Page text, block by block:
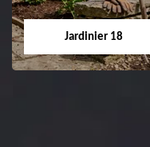
arbre et haie 18 Cher
Jardinier 18